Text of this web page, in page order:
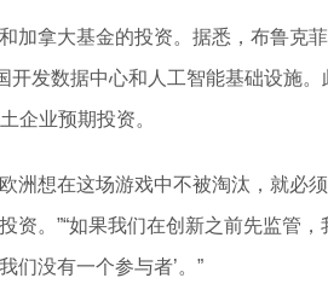
加拿大基金的投资。据悉，布鲁克
开发数据中心和人工智能基础设施
企业预期投资。
洲想在这场游戏中不被淘汰，就必
资。”“如果我们在创新之前先监管
们没有一个参与者’。”